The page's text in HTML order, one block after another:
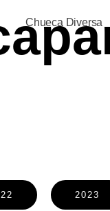
Chueca Diversa
2023